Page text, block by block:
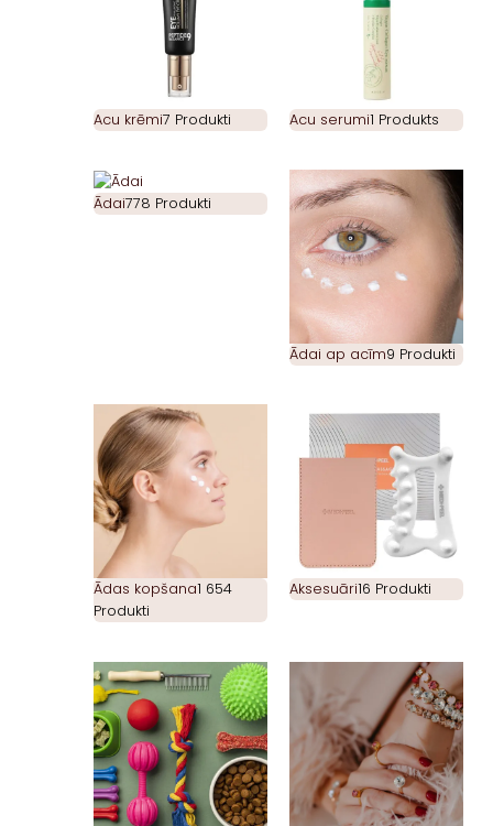
Acu krēmi7 Produkti Acu serumi1 Produkts
Ādai778 Produkti
Ādai ap acīm9 Produkti
Ādas kopšana1 654
Produkti
Aksesuāri16 Produkti